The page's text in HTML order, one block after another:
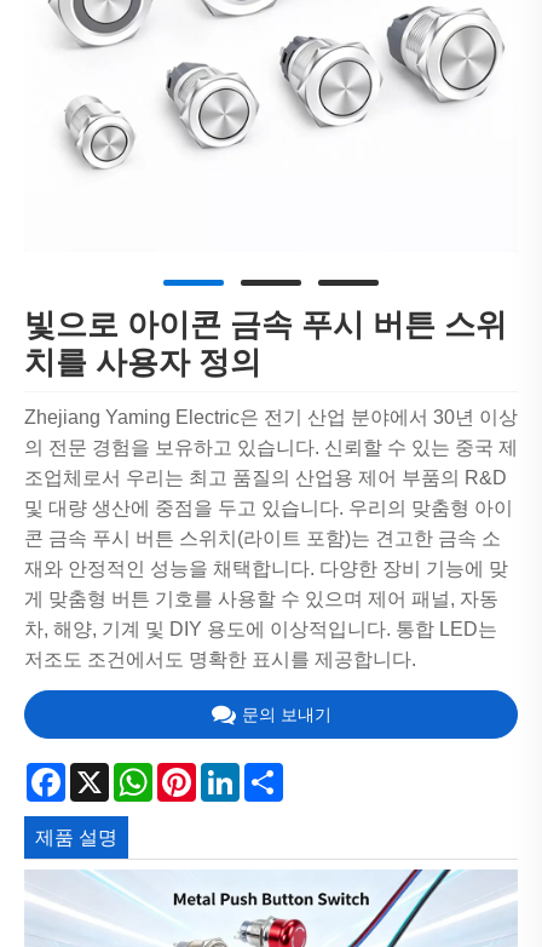
빛으로 아이콘 금속 푸시 버튼 스위
치를 사용자 정의
Zhejiang Yaming Electric은 전기 산업 분야에서 30년 이상
의 전문 경험을 보유하고 있습니다. 신뢰할 수 있는 중국 제
조업체로서 우리는 최고 품질의 산업용 제어 부품의 R&D
및 대량 생산에 중점을 두고 있습니다. 우리의 맞춤형 아이
콘 금속 푸시 버튼 스위치(라이트 포함)는 견고한 금속 소
재와 안정적인 성능을 채택합니다. 다양한 장비 기능에 맞
게 맞춤형 버튼 기호를 사용할 수 있으며 제어 패널, 자동
차, 해양, 기계 및 DIY 용도에 이상적입니다. 통합 LED는
저조도 조건에서도 명확한 표시를 제공합니다.
문의 보내기
Facebook
X WhatsApp
PinterestLinkedIn
제품 설명